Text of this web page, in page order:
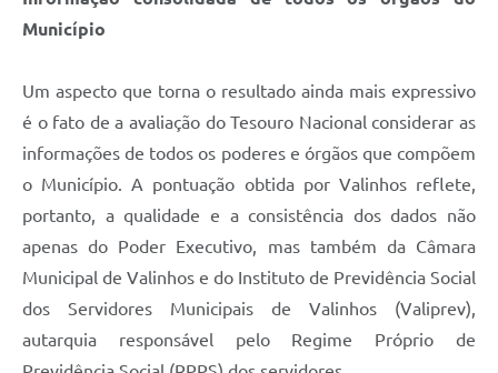
Município
Um aspecto que torna o resultado ainda mais expressivo
é o fato de a avaliação do Tesouro Nacional considerar as
informações de todos os poderes e órgãos que compõem
o Município. A pontuação obtida por Valinhos reflete,
portanto, a qualidade e a consistência dos dados não
apenas do Poder Executivo, mas também da Câmara
Municipal de Valinhos e do Instituto de Previdência Social
dos Servidores Municipais de Valinhos (Valiprev),
autarquia responsável pelo Regime Próprio de